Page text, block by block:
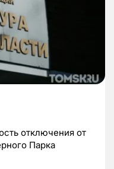
отключения от
Парка